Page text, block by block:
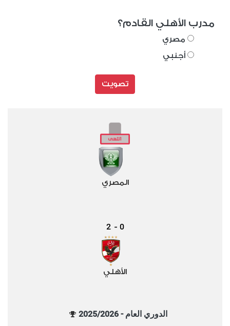
مدرب الأهلي القادم؟
مصري
أجنبي
تصويت
المصري
0
-
2
الأهلي
الدوري العام - 2025/2026